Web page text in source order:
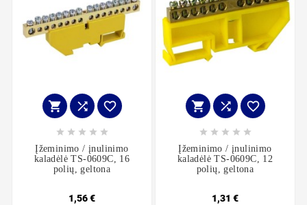
  
    
Įžeminimo / įnulinimo
kaladėlė TS-0609C, 16
polių, geltona
1,56 €
  
    
Įžeminimo / įnulinimo
kaladėlė TS-0609C, 12
polių, geltona
1,31 €